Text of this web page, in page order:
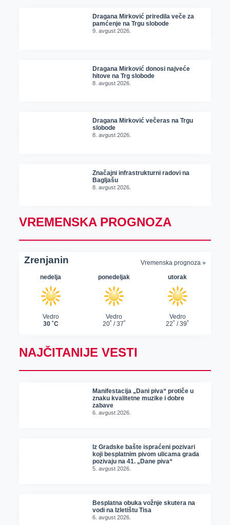
Dragana Mirković priredila veče za
pamćenje na Trgu slobode
9. avgust 2026.
Dragana Mirković donosi najveće
hitove na Trg slobode
8. avgust 2026.
Dragana Mirković večeras na Trgu
slobode
8. avgust 2026.
Značajni infrastrukturni radovi na
Bagljašu
8. avgust 2026.
VREMENSKA PROGNOZA
NAJČITANIJE VESTI
Manifestacija „Dani piva“ protiče u
znaku kvalitetne muzike i dobre
zabave
6. avgust 2026.
Iz Gradske bašte ispraćeni pozivari
koji besplatnim pivom ulicama grada
pozivaju na 41. „Dane piva“
5. avgust 2026.
Besplatna obuka vožnje skutera na
vodi na Izletištu Tisa
6. avgust 2026.